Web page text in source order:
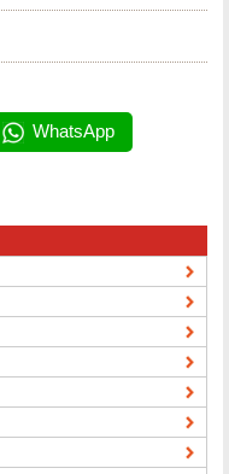
WhatsApp